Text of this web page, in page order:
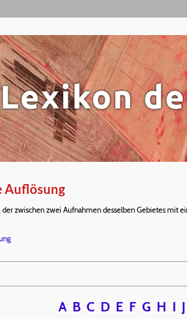
Auflösung
der zwischen zwei Aufnahmen desselben Gebietes mit
A B C D E F G H I J